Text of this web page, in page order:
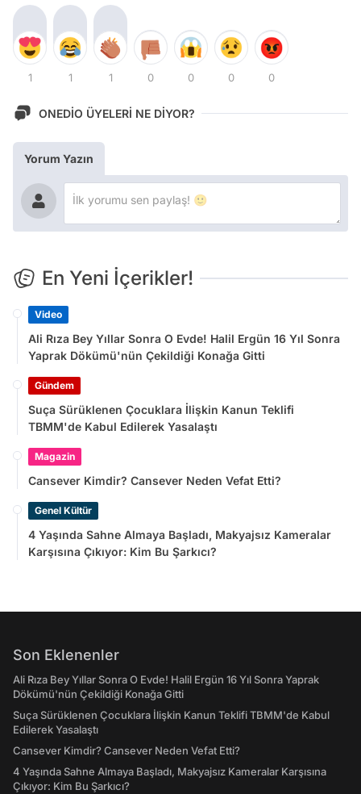
1 1 1 0 0 0 0
ONEDİO ÜYELERİ NE DİYOR?
Yorum Yazın
En Yeni İçerikler!
Video
Ali Rıza Bey Yıllar Sonra O Evde! Halil Ergün 16 Yıl Sonra
Yaprak Dökümü'nün Çekildiği Konağa Gitti
Gündem
Suça Sürüklenen Çocuklara İlişkin Kanun Teklifi
TBMM'de Kabul Edilerek Yasalaştı
Magazin
Cansever Kimdir? Cansever Neden Vefat Etti?
Genel Kültür
4 Yaşında Sahne Almaya Başladı, Makyajsız Kameralar
Karşısına Çıkıyor: Kim Bu Şarkıcı?
Son Eklenenler
Ali Rıza Bey Yıllar Sonra O Evde! Halil Ergün 16 Yıl Sonra Yaprak
Dökümü'nün Çekildiği Konağa Gitti
Suça Sürüklenen Çocuklara İlişkin Kanun Teklifi TBMM'de Kabul
Edilerek Yasalaştı
Cansever Kimdir? Cansever Neden Vefat Etti?
4 Yaşında Sahne Almaya Başladı, Makyajsız Kameralar Karşısına
Çıkıyor: Kim Bu Şarkıcı?